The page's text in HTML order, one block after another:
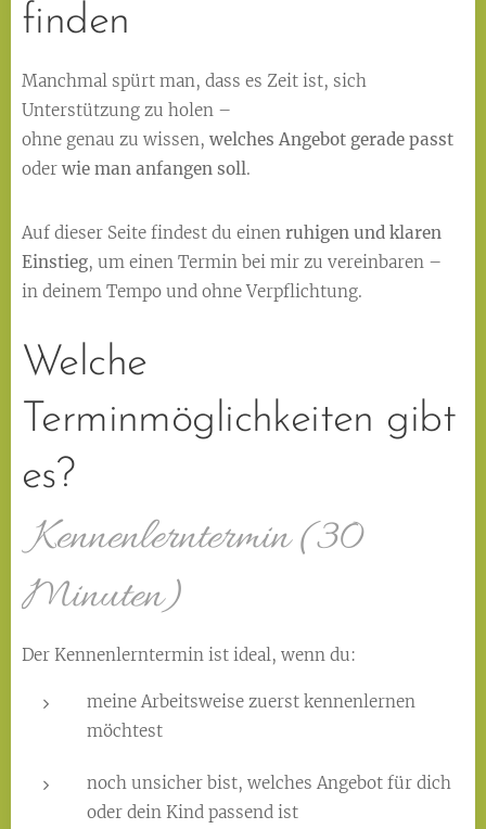
finden
Manchmal spürt man, dass es Zeit ist, sich
Unterstützung zu holen –
ohne genau zu wissen, welches Angebot gerade passt
oder wie man anfangen soll.
Auf dieser Seite findest du einen ruhigen und klaren
Einstieg, um einen Termin bei mir zu vereinbaren –
in deinem Tempo und ohne Verpflichtung.
Welche
Terminmöglichkeiten gibt
es?
Kennenlerntermin (30
Minuten)
Der Kennenlerntermin ist ideal, wenn du:
meine Arbeitsweise zuerst kennenlernen
möchtest
noch unsicher bist, welches Angebot für dich
oder dein Kind passend ist